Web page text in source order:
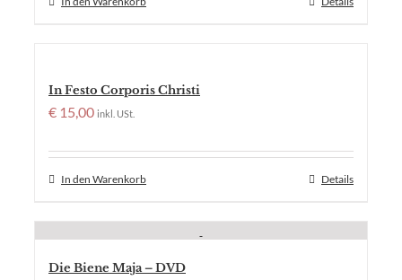
In Festo Corporis Christi
€ 15,00 inkl. USt.
In den Warenkorb Details
Die Biene Maja – DVD